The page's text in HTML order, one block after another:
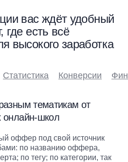
вас ждёт удобный
где есть всё
высокого заработка
Статистика Конверсии
тематикам от
онлайн-школ
оффер под свой источник
по названию оффера,
по тегу; по категории, так